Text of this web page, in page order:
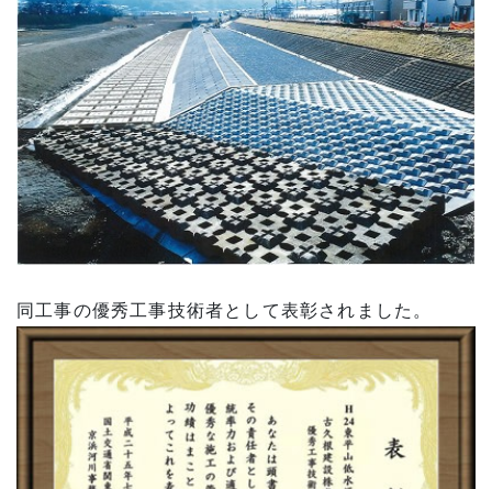
同工事の優秀工事技術者として表彰されました。